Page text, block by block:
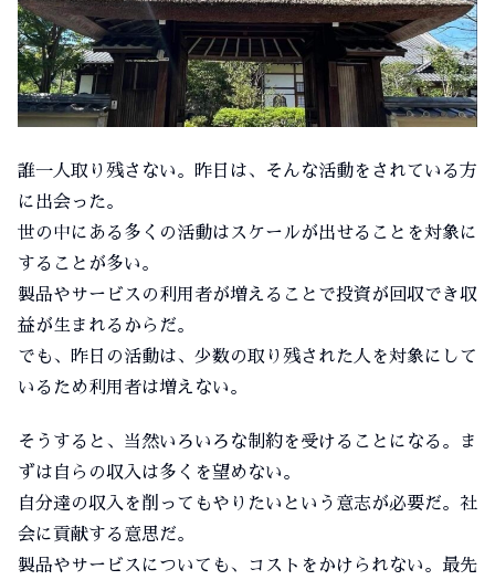
誰一人取り残さない。昨日は、そんな活動をされている方
に出会った。
世の中にある多くの活動はスケールが出せることを対象に
することが多い。
製品やサービスの利用者が増えることで投資が回収でき収
益が生まれるからだ。
でも、昨日の活動は、少数の取り残された人を対象にして
いるため利用者は増えない。
そうすると、当然いろいろな制約を受けることになる。ま
ずは自らの収入は多くを望めない。
自分達の収入を削ってもやりたいという意志が必要だ。社
会に貢献する意思だ。
製品やサービスについても、コストをかけられない。最先